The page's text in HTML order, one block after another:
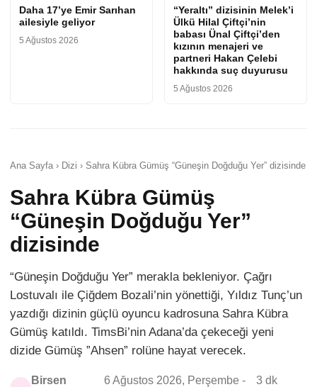
Daha 17’ye Emir Sarıhan
ailesiyle geliyor
5 Ağustos 2026
“Yeraltı” dizisinin Melek’i
Ülkü Hilal Çiftçi’nin
babası Ünal Çiftçi’den
kızının menajeri ve
partneri Hakan Çelebi
hakkında suç duyurusu
5 Ağustos 2026
Ana Sayfa › Dizi › Sahra Kübra Gümüş “Güneşin Doğduğu Yer” dizisinde
Sahra Kübra Gümüş
“Güneşin Doğduğu Yer”
dizisinde
“Güneşin Doğduğu Yer” merakla bekleniyor. Çağrı
Lostuvalı ile Çiğdem Bozali’nin yönettiği, Yıldız Tunç’un
yazdığı dizinin güçlü oyuncu kadrosuna Sahra Kübra
Gümüş katıldı. TimsBi’nin Adana’da çekeceği yeni
dizide Gümüş ”Ahsen” rolüne hayat verecek.
Birsen
6 Ağustos 2026, Perşembe -
3 dk